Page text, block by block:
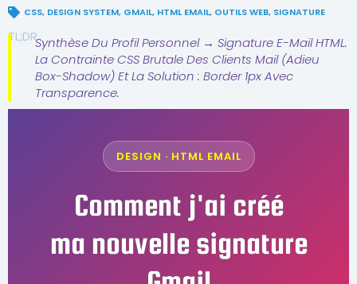
CSS, DESIGN SYSTEM, GMAIL, HTML EMAIL, OUTILS WEB, SIGNATURE
TL;DRSynthèse Du Profil Personnel → Signature E-Mail HTML.
La Contrainte CSS Brutale Des Clients Mail (adieu
Box-Shadow) Et La Solution : Border 1px Avec
Transparence.
DESIGN · HTML EMAIL
Comment j'ai créé
ma nouvelle signature